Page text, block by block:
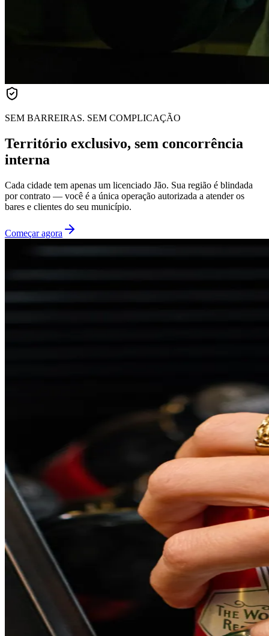
SEM BARREIRAS. SEM COMPLICAÇÃO
Território exclusivo, sem concorrência
interna
Cada cidade tem apenas um licenciado Jão. Sua região é blindada
por contrato — você é a única operação autorizada a atender os
bares e clientes do seu município.
Começar agora